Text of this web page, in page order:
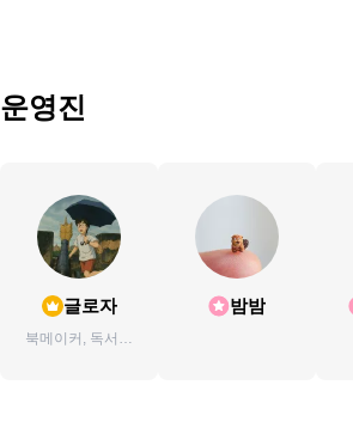
운영진
글로자
북메이커, 독서경
밤밤